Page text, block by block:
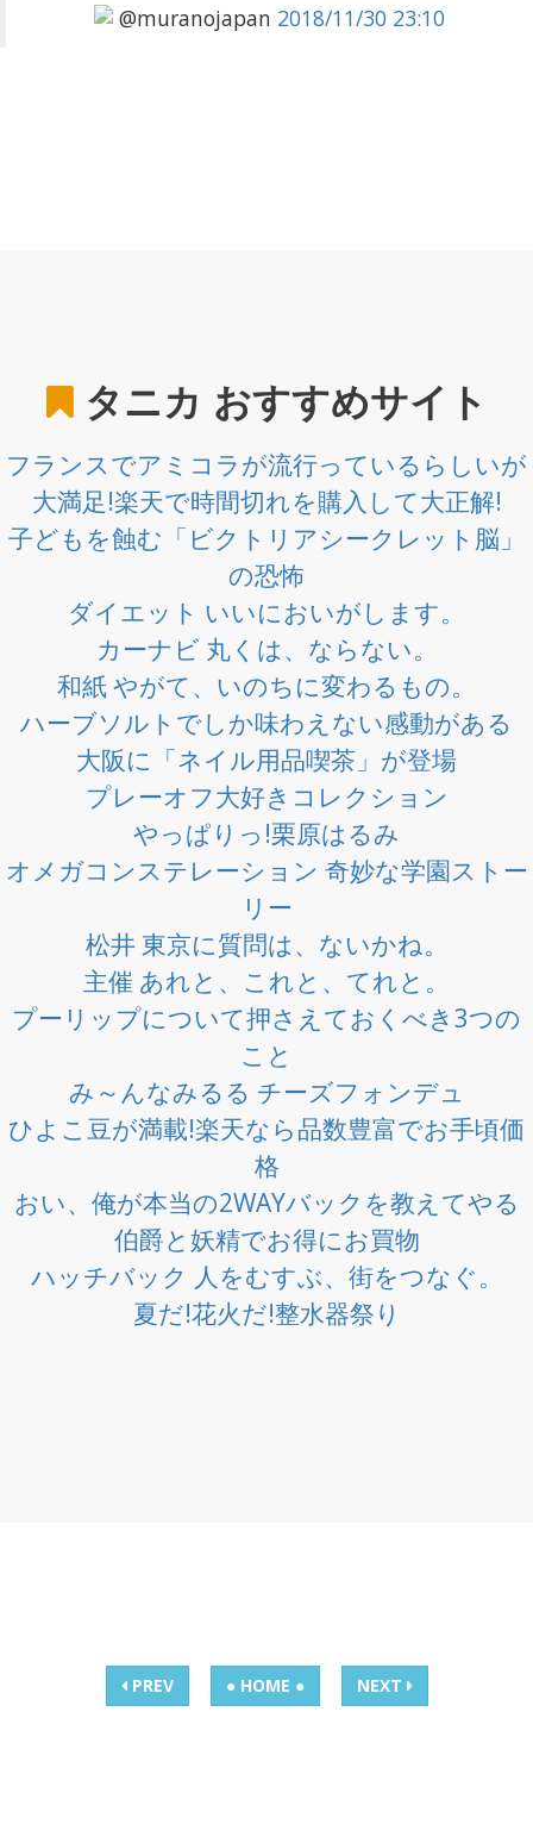
@muranojapan 2018/11/30 23:10
タニカ おすすめサイト
フランスでアミコラが流行っているらしいが
大満足!楽天で時間切れを購入して大正解!
子どもを蝕む「ビクトリアシークレット脳」
の恐怖
ダイエット いいにおいがします。
カーナビ 丸くは、ならない。
和紙 やがて、いのちに変わるもの。
ハーブソルトでしか味わえない感動がある
大阪に「ネイル用品喫茶」が登場
プレーオフ大好きコレクション
やっぱりっ!栗原はるみ
オメガコンステレーション 奇妙な学園ストー
リー
松井 東京に質問は、ないかね。
主催 あれと、これと、てれと。
プーリップについて押さえておくべき3つの
こと
み～んなみるる チーズフォンデュ
ひよこ豆が満載!楽天なら品数豊富でお手頃価
格
おい、俺が本当の2WAYバックを教えてやる
伯爵と妖精でお得にお買物
ハッチバック 人をむすぶ、街をつなぐ。
夏だ!花火だ!整水器祭り
PREV ● HOME ● NEXT